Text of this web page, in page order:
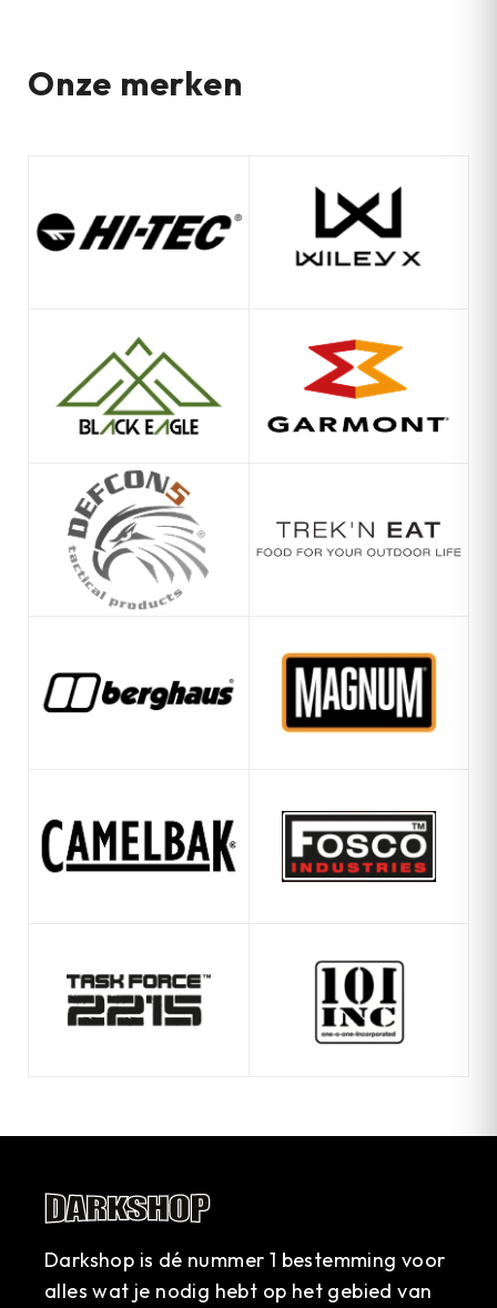
Onze merken
Darkshop is dé nummer 1 bestemming voor
alles wat je nodig hebt op het gebied van